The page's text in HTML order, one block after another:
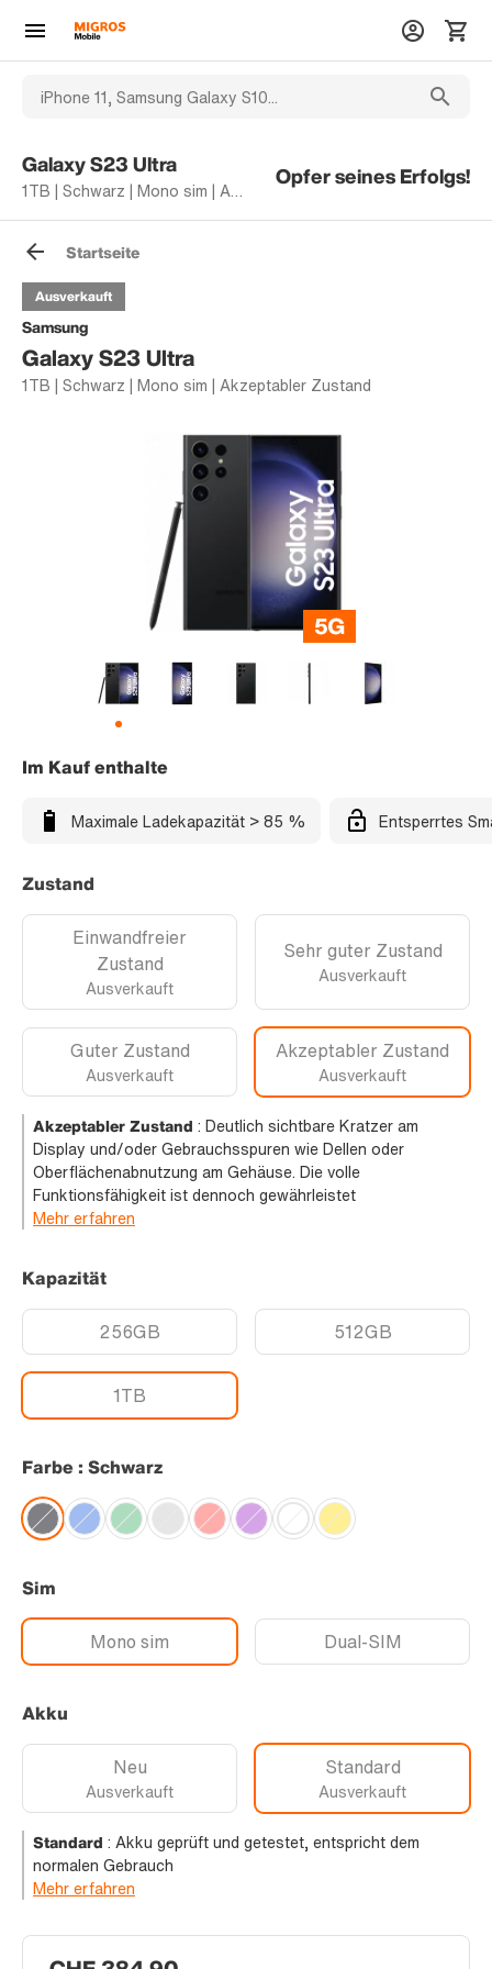
Galaxy S23 Ultra
1TB | Schwarz | Mono sim | Akzeptabler Zustand
Opfer seines Erfolgs!
Startseite
Samsung
Galaxy S23 Ultra
1TB | Schwarz | Mono sim | Akzeptabler Zustand
Ausverkauft
Im Kauf enthalte
Maximale Ladekapazität > 85 % Entsperrtes
Zustand
Einwandfreier
Zustand
Ausverkauft
Sehr guter Zustand
Ausverkauft
Guter Zustand
Ausverkauft
Akzeptabler Zustand
Ausverkauft
Akzeptabler Zustand : Deutlich sichtbare Kratzer am
Display und/oder Gebrauchsspuren wie Dellen oder
Oberflächenabnutzung am Gehäuse. Die volle
Funktionsfähigkeit ist dennoch gewährleistet
Mehr erfahren
Kapazität
256GB 512GB
1TB
Farbe : Schwarz
Sim
Mono sim Dual-SIM
Akku
Neu
Ausverkauft
Standard
Ausverkauft
Standard : Akku geprüft und getestet, entspricht dem
normalen Gebrauch
Mehr erfahren